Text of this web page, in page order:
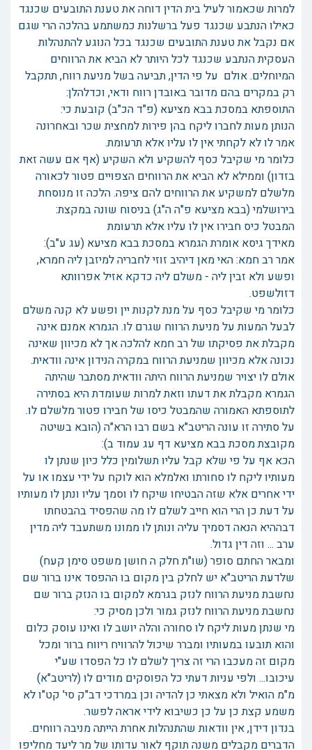
למרות שכאמור לעיל בית הדין דוחה את טענת התובעים שכנגד
כאילו הנתבע שכנגד פעל ברשלנות כמשתמע בהלכה הרי שגם
אם נקבל את טענת התובעים שכנגד בכל הנוגע להתנהלות
העסקית הנתבע שכנגד לכל היותר לא הביא את הרווחים
המיוחלים. אולם על פי הדין, תביעה בשל מניעת רווח, תתקבל
רק במקרים בהם מדובר באובדן רווח ודאי, וכדלהלן:
התוספתא במסכת בבא מציעא (פ"ד הכ"ב) קובעת כי:
הנותן מעות לחברו ליקח בהן פירות למחצית שכר ובאחרונה
אמר לו לא לקחתי אין לו עליו אלא תרעומת.
כלומר מי שקיבל כסף להשקיע ולא השקיע (אף אם עשה זאת
בזדון) וממילא לא הביא את הרווחים הצפויים פטור לכאורה
מלשלם למשקיע את הרווחים להם ציפה. הלכה זו מנוסחת
בירושלמי (בבא מציעא פ"ה ה"ג) בניסוח שונה במקצת:
המבטל כיס חבירו אין לו עליו אלא תרעומת
מאידך גיסא אומרת הגמרא במסכת בבא מציעא (עג ע"ב):
אמר רב חמא: האי מאן דיהיב זוזי לחבריה למיזבן ליה חמרא,
ופשע ולא זבין ליה - משלם ליה כדקא אזיל אפרוותא
דזולשפט.
כלומר מי שקיבל כסף על מנת לקנות יין ופשע לא קנה משלם
לבעל המעות על מניעת הרווח שגרם לו. הגמרא אמנם אינה
מקבלת את פסיקתו של רב חמא להלכה אך לא מכיוון שאינה
נכונה אלא מכיוון שמניעת הרווח במקרה הנידון אינה וודאית.
אולם לו יצויר שמניעת הרווח היתה וודאית מסתבר שהיתה
הגמרא מקבלת את דעתו וזאת למרות שעומדת היא בסתירה
לתוספתא האמורה שהמבטל כיסו של חבירו פטור מלשלם לו.
על סתירה זו עונה הריטב"א בשם רבו הרא"ה (הובא בשיטה
מקובצת מסכת בבא מציעא דף עג עמוד ב):
הכא אף על פי שלא קבל עליו תשלומין כלל כיון שנתן לו
מעותיו ליקח לו סחורתו ואלמלא הוא לוקח על ידי עצמו או על
ידי אחרים אלא שזה הבטיחו שיקח לו וסמך עליו ונתן לו מעותיו
על דעת כן הרי הוא חייב לשלם לו מה שהפסיד בהבטחתו
דבההיא הנאה דסמיך עליה ונותן לו ממונו משתעבד ליה מדין
ערב ... וזה דין גדול.
ומבאר החתם סופר (שו"ת חלק ה חושן משפט סימן קעח)
שלדעת הריטב"א יש לחלק בין מקום בו ההפסד אינו ברור שם
נחשבת מניעת הרווח לנזק בגרמא למקום בו הנזק ברור שם
נחשבת מניעת הרווח לנזק גמור ולכן מסיק כי:
מי שנתן מעות ליקח לו סחורה והלה יושב לו ואינו עוסק כלום
והוא תובעו במעותיו ומברר שיכול להרוויח ריווח ברור ומכל
מקום זה מעכבו הרי זה צריך לשלם לו כל הפסדו שע"י
עיכובו... ולפי עניות דעתי כל הפוסקים מודים לו (לריטב"א)
מ"מ הואיל ולא מצאתי כן להדיה וכן במרדכי דב"ק סי' קט"ו לא
משמע קצת כן על כן כשיבוא לידי אראה לפשר.
בנדון דידן, אין וודאות שהתנהלות אחרת הייתה מניבה רווחים.
הדברים מקבלים משנה תוקף לאור עדותו של מר ליעד מחליפו